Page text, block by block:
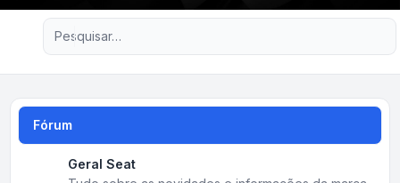
Pesquisa avançada
Fórum
Geral Seat